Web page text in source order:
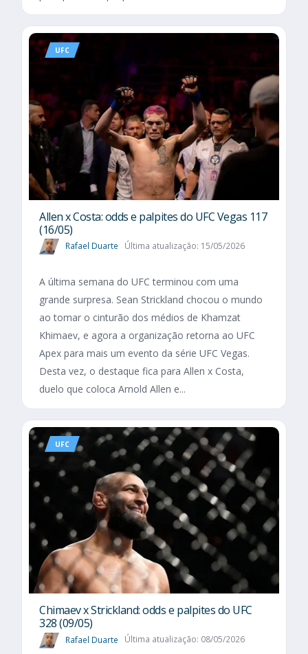
UFC
Allen x Costa: odds e palpites do UFC Vegas 117
(16/05)
Rafael Duarte Última atualização: 15/05/2026
A última semana do UFC terminou com uma
grande surpresa. Sean Strickland chocou o mundo
ao tomar o cinturão dos médios de Khamzat
Khimaev, e agora a organização retorna ao UFC
Apex para mais um evento da série UFC Vegas.
Desta vez, o destaque fica para Allen x Costa,
duelo que coloca Arnold Allen e...
UFC
Chimaev x Strickland: odds e palpites do UFC
328 (09/05)
Rafael Duarte Última atualização: 08/05/2026